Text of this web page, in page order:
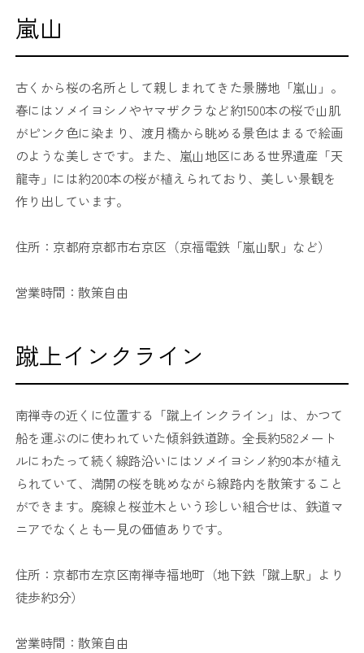
嵐山
古くから桜の名所として親しまれてきた景勝地「嵐山」。
春にはソメイヨシノやヤマザクラなど約1500本の桜で山肌
がピンク色に染まり、渡月橋から眺める景色はまるで絵画
のような美しさです。また、嵐山地区にある世界遺産「天
龍寺」には約200本の桜が植えられており、美しい景観を
作り出しています。
住所：京都府京都市右京区（京福電鉄「嵐山駅」など）
営業時間：散策自由
蹴上インクライン
南禅寺の近くに位置する「蹴上インクライン」は、かつて
船を運ぶのに使われていた傾斜鉄道跡。全長約582メート
ルにわたって続く線路沿いにはソメイヨシノ約90本が植え
られていて、満開の桜を眺めながら線路内を散策すること
ができます。廃線と桜並木という珍しい組合せは、鉄道マ
ニアでなくとも一見の価値ありです。
住所：京都市左京区南禅寺福地町（地下鉄「蹴上駅」より
徒歩約3分）
営業時間：散策自由